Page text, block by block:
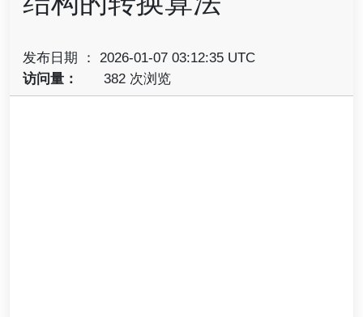
发布日期 ： 2026-01-07 03:12:35 UTC
访问量：
382 次浏览